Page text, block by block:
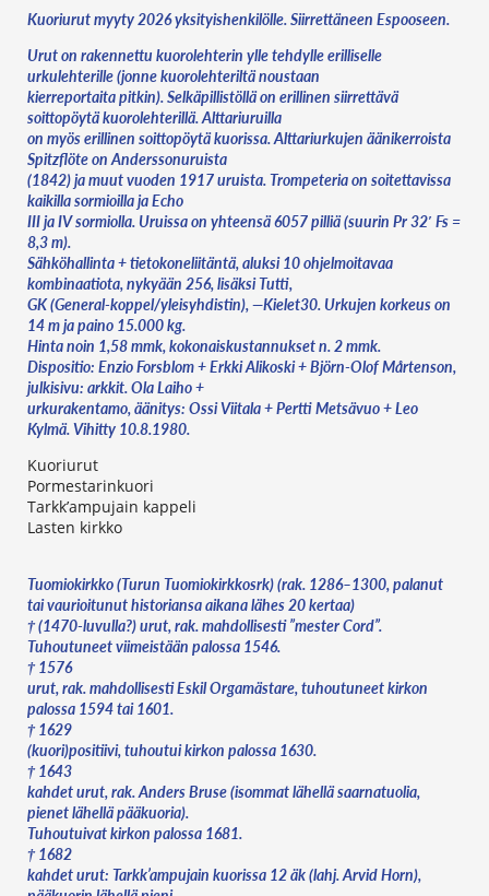
Kuoriurut myyty 2026 yksityishenkilölle. Siirrettäneen Espooseen.
Urut on rakennettu kuorolehterin ylle tehdylle erilliselle
urkulehterille (jonne kuorolehteriltä noustaan
kierreportaita pitkin). Selkäpillistöllä on erillinen siirrettävä
soittopöytä kuorolehterillä. Alttariuruilla
on myös erillinen soittopöytä kuorissa. Alttariurkujen äänikerroista
Spitzflöte on Anderssonuruista
(1842) ja muut vuoden 1917 uruista. Trompeteria on soitettavissa
kaikilla sormioilla ja Echo
III ja IV sormiolla. Uruissa on yhteensä 6057 pilliä (suurin Pr 32′ Fs =
8,3 m).
Sähköhallinta + tietokoneliitäntä, aluksi 10 ohjelmoitavaa
kombinaatiota, nykyään 256, lisäksi Tutti,
GK (General-koppel/yleisyhdistin), —Kielet30. Urkujen korkeus on
14 m ja paino 15.000 kg.
Hinta noin 1,58 mmk, kokonaiskustannukset n. 2 mmk.
Dispositio: Enzio Forsblom + Erkki Alikoski + Björn-Olof Mårtenson,
julkisivu: arkkit. Ola Laiho +
urkurakentamo, äänitys: Ossi Viitala + Pertti Metsävuo + Leo
Kylmä. Vihitty 10.8.1980.
Kuoriurut
Pormestarinkuori
Tarkk’ampujain kappeli
Lasten kirkko
Tuomiokirkko (Turun Tuomiokirkkosrk) (rak. 1286–1300, palanut
tai vaurioitunut historiansa aikana lähes 20 kertaa)
† (1470-luvulla?) urut, rak. mahdollisesti ”mester Cord”.
Tuhoutuneet viimeistään palossa 1546.
† 1576
urut, rak. mahdollisesti Eskil Orgamästare, tuhoutuneet kirkon
palossa 1594 tai 1601.
† 1629
(kuori)positiivi, tuhoutui kirkon palossa 1630.
† 1643
kahdet urut, rak. Anders Bruse (isommat lähellä saarnatuolia,
pienet lähellä pääkuoria).
Tuhoutuivat kirkon palossa 1681.
† 1682
kahdet urut: Tarkk’ampujain kuorissa 12 äk (lahj. Arvid Horn),